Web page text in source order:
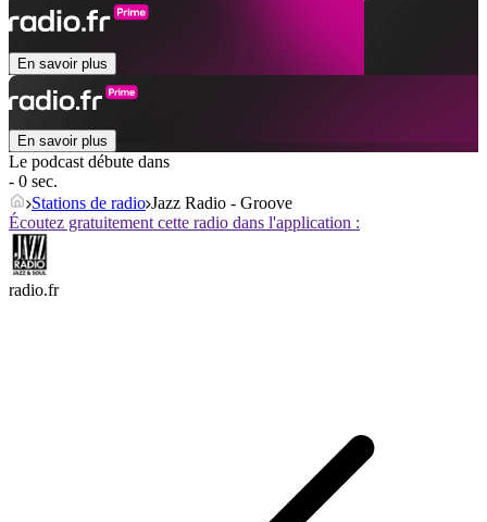
En savoir plus
En savoir plus
Le podcast débute dans
- 0 sec.
Stations de radio Jazz Radio - Groove
Écoutez gratuitement cette radio dans l'application :
radio.fr